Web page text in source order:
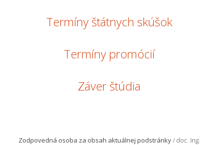
Termíny štátnych skúšok
Termíny promócií
Záver štúdia
Zodpovedná osoba za obsah aktuálnej podstránky/ doc. Ing.